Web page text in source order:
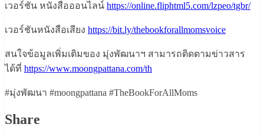
เวอร์ชัน หนังสือออนไลน์ https://online.fliphtml5.com/lzpeo/tgbr/
เวอร์ชันหนังสือเสียง https://bit.ly/thebookforallmomsvoice
สนใจข้อมูลเพิ่มเติมของ มุ่งพัฒนาฯ สามารถติดตามข่าวสาร
ได้ที่ https://www.moongpattana.com/th
#มุ่งพัฒนา #moongpattana #TheBookForAllMoms
Share